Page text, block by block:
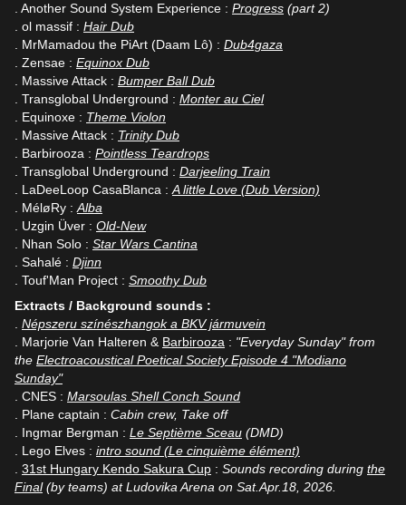
. Another Sound System Experience : Progress (part 2)
. ol massif : Hair Dub
. MrMamadou the PiArt (Daam Lô) : Dub4gaza
. Zensae : Equinox Dub
. Massive Attack : Bumper Ball Dub
. Transglobal Underground : Monter au Ciel
. Equinoxe : Theme Violon
. Massive Attack : Trinity Dub
. Barbirooza : Pointless Teardrops
. Transglobal Underground : Darjeeling Train
. LaDeeLoop CasaBlanca : A little Love (Dub Version)
. MéløRy : Alba
. Uzgin Üver : Old-New
. Nhan Solo : Star Wars Cantina
. Sahalé : Djinn
. Touf'Man Project : Smoothy Dub
Extracts / Background sounds :
Népszeru színészhangok a BKV jármuvein
. Marjorie Van Halteren & Barbirooza : "Everyday Sunday" from
the Electroacoustical Poetical Society Episode 4 "Modiano
Sunday"
. CNES : Marsoulas Shell Conch Sound
. Plane captain : Cabin crew, Take off
. Ingmar Bergman : Le Septième Sceau (DMD)
. Lego Elves : intro sound (Le cinquième élément)
31st Hungary Kendo Sakura Cup : Sounds recording during the
Final(by teams) at Ludovika Arena on Sat.Apr.18, 2026.